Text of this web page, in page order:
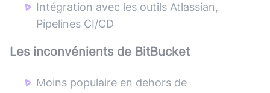
Intégration avec les outils Atlassian,
Pipelines CI/CD
Les inconvénients de BitBucket
Moins populaire en dehors de